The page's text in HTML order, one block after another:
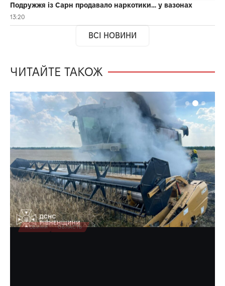
Подружжя із Сарн продавало наркотики… у вазонах
13:20
ВСІ НОВИНИ
ЧИТАЙТЕ ТАКОЖ
НОВИНИ ОБЛАСТЬ